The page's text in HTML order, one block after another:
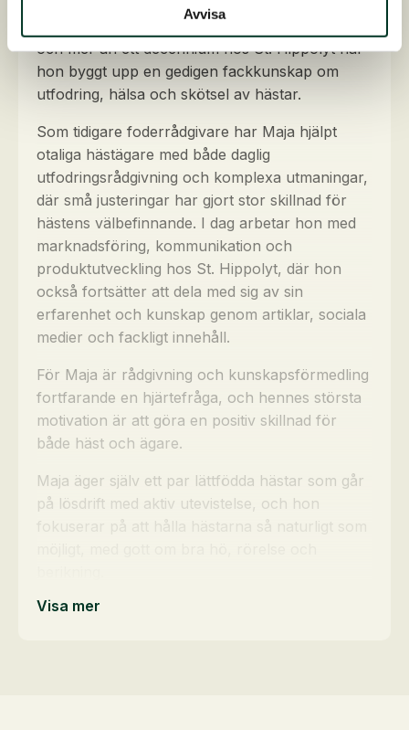
Avvisa
jordbruksteknolog med inriktning mot hästar
och mer än ett decennium hos St. Hippolyt har
hon byggt upp en gedigen fackkunskap om
utfodring, hälsa och skötsel av hästar.
Som tidigare foderrådgivare har Maja hjälpt
otaliga hästägare med både daglig
utfodringsrådgivning och komplexa utmaningar,
där små justeringar har gjort stor skillnad för
hästens välbefinnande. I dag arbetar hon med
marknadsföring, kommunikation och
produktutveckling hos St. Hippolyt, där hon
också fortsätter att dela med sig av sin
erfarenhet och kunskap genom artiklar, sociala
medier och fackligt innehåll.
För Maja är rådgivning och kunskapsförmedling
fortfarande en hjärtefråga, och hennes största
motivation är att göra en positiv skillnad för
både häst och ägare.
Maja äger själv ett par lättfödda hästar som går
på lösdrift med aktiv utevistelse, och hon
fokuserar på att hålla hästarna så naturligt som
Visa mer